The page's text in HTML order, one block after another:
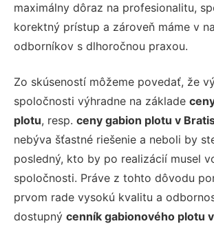
maximálny dôraz na profesionalitu,
korektný prístup a zároveň máme v
odborníkov s dlhoročnou praxou.
Zo skúseností môžeme povedať, že
spoločnosti výhradne na základe
plotu, resp. ceny gabion plotu v
nebýva šťastné riešenie a neboli by
posledný, kto by po realizácií musel
spoločnosti. Práve z tohto dôvodu
prvom rade vysokú kvalitu a
dostupný cenník gabionového plotu